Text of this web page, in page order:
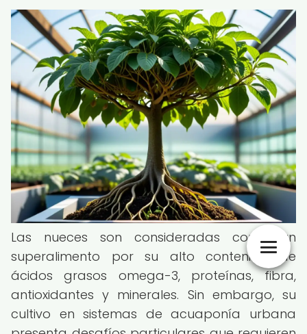
Las nueces son consideradas como un
superalimento por su alto contenido de
ácidos grasos omega-3, proteínas, fibra,
antioxidantes y minerales. Sin embargo, su
cultivo en sistemas de acuaponía urbana